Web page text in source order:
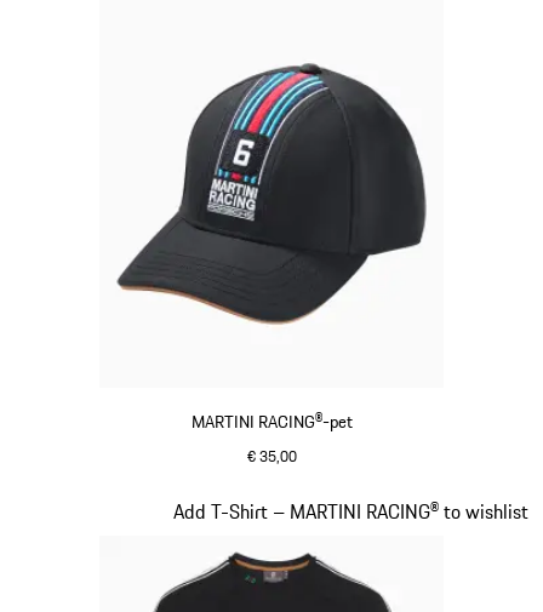
MARTINI RACING®-pet
€ 35,00
Add T-Shirt – MARTINI RACING® to wishlist